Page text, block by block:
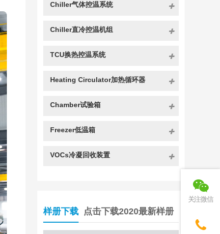
Chiller气体控温系统
Chiller直冷控温机组
TCU换热控温系统
Heating Circulator加热循环器
Chamber试验箱
Freezer低温箱
VOCs冷凝回收装置
样册下载 点击下载2020最新样册
关注微信